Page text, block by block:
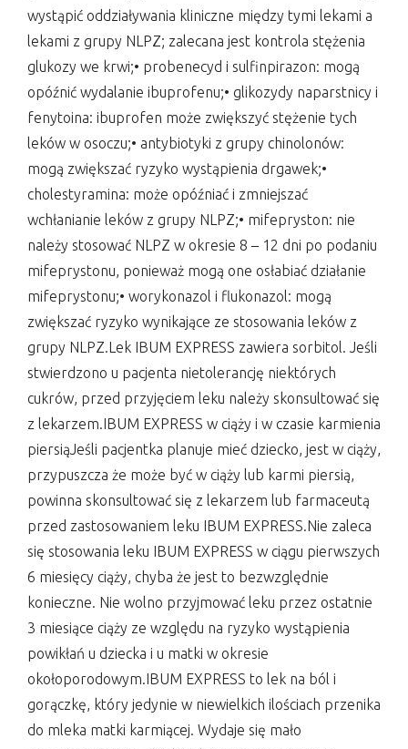
wystąpić oddziaływania kliniczne między tymi lekami a
lekami z grupy NLPZ; zalecana jest kontrola stężenia
glukozy we krwi;• probenecyd i sulfinpirazon: mogą
opóźnić wydalanie ibuprofenu;• glikozydy naparstnicy i
fenytoina: ibuprofen może zwiększyć stężenie tych
leków w osoczu;• antybiotyki z grupy chinolonów:
mogą zwiększać ryzyko wystąpienia drgawek;•
cholestyramina: może opóźniać i zmniejszać
wchłanianie leków z grupy NLPZ;• mifepryston: nie
należy stosować NLPZ w okresie 8 – 12 dni po podaniu
mifeprystonu, ponieważ mogą one osłabiać działanie
mifeprystonu;• worykonazol i flukonazol: mogą
zwiększać ryzyko wynikające ze stosowania leków z
grupy NLPZ.Lek IBUM EXPRESS zawiera sorbitol. Jeśli
stwierdzono u pacjenta nietolerancję niektórych
cukrów, przed przyjęciem leku należy skonsultować się
z lekarzem.IBUM EXPRESS w ciąży i w czasie karmienia
piersiąJeśli pacjentka planuje mieć dziecko, jest w ciąży,
przypuszcza że może być w ciąży lub karmi piersią,
powinna skonsultować się z lekarzem lub farmaceutą
przed zastosowaniem leku IBUM EXPRESS.Nie zaleca
się stosowania leku IBUM EXPRESS w ciągu pierwszych
6 miesięcy ciąży, chyba że jest to bezwzględnie
konieczne. Nie wolno przyjmować leku przez ostatnie
3 miesiące ciąży ze względu na ryzyko wystąpienia
powikłań u dziecka i u matki w okresie
okołoporodowym.IBUM EXPRESS to lek na ból i
gorączkę, który jedynie w niewielkich ilościach przenika
do mleka matki karmiącej. Wydaje się mało